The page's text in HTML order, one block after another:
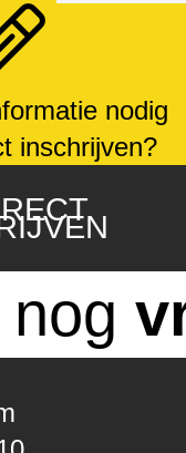
nodig
inschrijven?